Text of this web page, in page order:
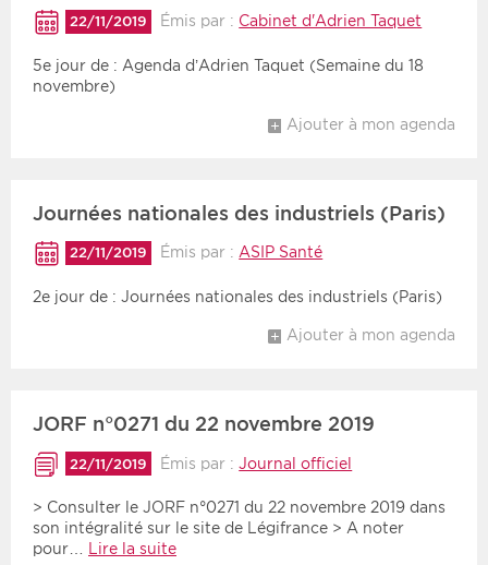
22/11/2019 Émis par : Cabinet d'Adrien Taquet
5e jour de : Agenda d’Adrien Taquet (Semaine du 18
novembre)
Ajouter à mon agenda
Journées nationales des industriels (Paris)
22/11/2019 Émis par :ASIP Santé
2e jour de : Journées nationales des industriels (Paris)
Ajouter à mon agenda
JORF n°0271 du 22 novembre 2019
22/11/2019 Émis par :Journal officiel
> Consulter le JORF n°0271 du 22 novembre 2019 dans
son intégralité sur le site de Légifrance > A noter
pour… Lire la suite